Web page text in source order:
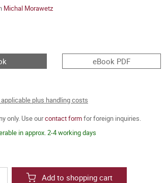
Michal Morawetz
eBook PDF
plus handling costs
only. Use ourcontact formfor foreign inquiries.
in approx. 2-4 working days
Add to shopping cart